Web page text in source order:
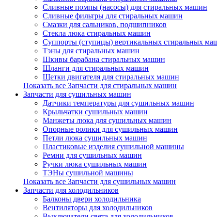
Сливные помпы (насосы) для стиральных машин
Сливные фильтры для стиральных машин
Смазки для сальников, подшипников
Стекла люка стиральных машин
Суппорты (ступицы) вертикальных стиральных
Тэны для стиральных машин
Шкивы барабана стиральных машин
Шланги для стиральных машин
Щетки двигателя для стиральных машин
Показать все Запчасти для стиральных машин
Запчасти для сушильных машин
Датчики температуры для сушильных машин
Крыльчатки сушильных машин
Манжеты люка для сушильных машин
Опорные ролики для сушильных машин
Петли люка сушильных машин
Пластиковые изделия сушильной машины
Ремни для сушильных машин
Ручки люка сушильных машин
ТЭНы сушильной машины
Показать все Запчасти для сушильных машин
Запчасти для холодильников
Балконы двери холодильника
Вентиляторы для холодильников